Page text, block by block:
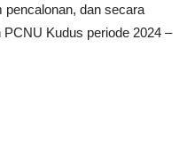
dan secara
Kudus periode 2024 –